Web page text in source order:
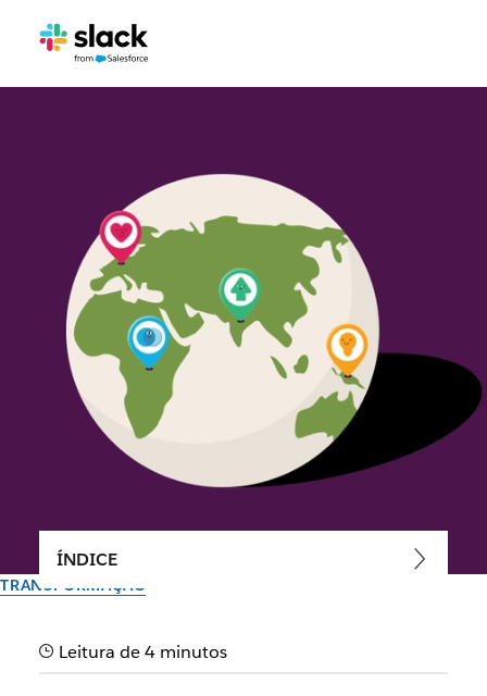
TRANSFORMAÇÃO
Slack para atendimento ao
ÍNDICE
Leitura de 4 minutos